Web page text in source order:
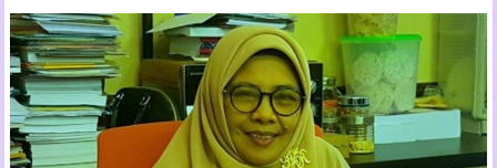
Timur
Media
Online
Jawa
Timur